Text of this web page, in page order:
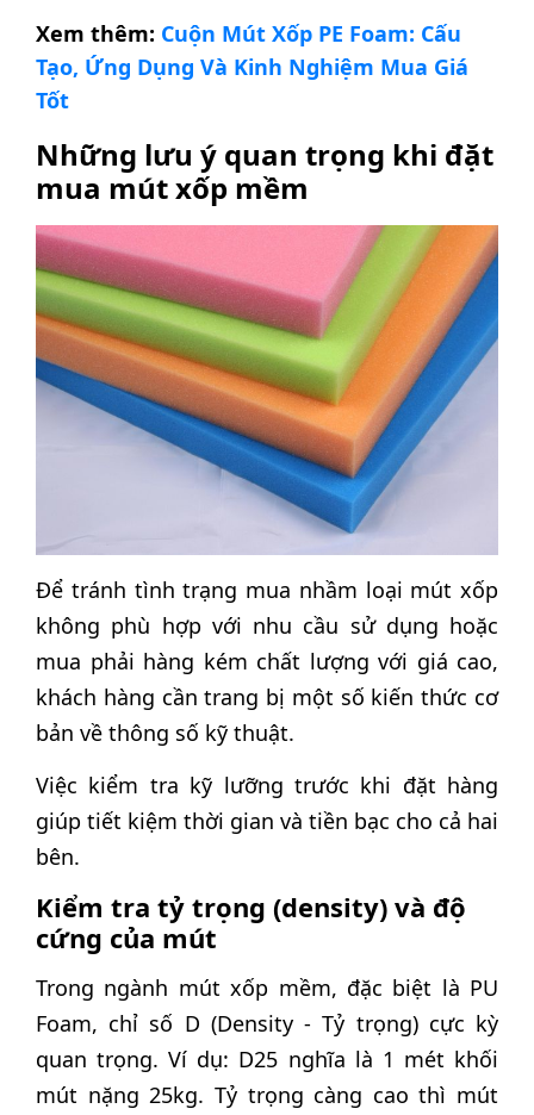
Xem thêm: Cuộn Mút Xốp PE Foam: Cấu
Tạo, Ứng Dụng Và Kinh Nghiệm Mua Giá
Tốt
Những lưu ý quan trọng khi đặt
mua mút xốp mềm
Để tránh tình trạng mua nhầm loại mút xốp
không phù hợp với nhu cầu sử dụng hoặc
mua phải hàng kém chất lượng với giá cao,
khách hàng cần trang bị một số kiến thức cơ
bản về thông số kỹ thuật.
Việc kiểm tra kỹ lưỡng trước khi đặt hàng
giúp tiết kiệm thời gian và tiền bạc cho cả hai
bên.
Kiểm tra tỷ trọng (density) và độ
cứng của mút
Trong ngành mút xốp mềm, đặc biệt là PU
Foam, chỉ số D (Density - Tỷ trọng) cực kỳ
quan trọng. Ví dụ: D25 nghĩa là 1 mét khối
mút nặng 25kg. Tỷ trọng càng cao thì mút